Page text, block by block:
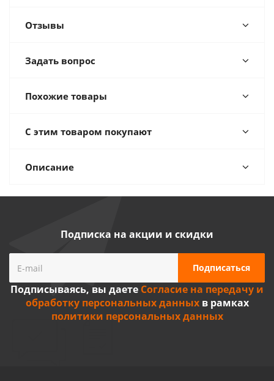
Отзывы
Задать вопрос
Похожие товары
С этим товаром покупают
Описание
Подписка на акции и скидки
Подписываясь, вы даете Согласие на передачу и
обработку персональных данныхв рамках
политики персональных данных